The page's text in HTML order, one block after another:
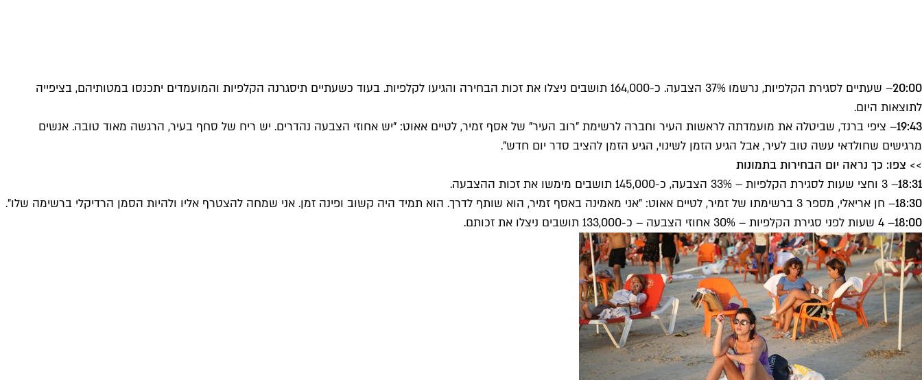
20:00
– שעתיים לסגירת הקלפיות, נרשמו 37% הצבעה. כ-164,000 תושבים ניצלו את זכות הבחירה והגיעו לקלפיות. בעוד כשעתיים תיסגרנה הקלפיות והמועמדים יתכנסו במטותיהם, בציפייה
לתוצאות היום.
19:43– ציפי ברנד, שביטלה את מועמדתה לראשות העיר וחברה לרשימת "רוב העיר" של אסף זמיר, לטיים אאוט: "יש אחוזי הצבעה נהדרים. יש ריח של סחף בעיר, הרגשה מאוד טובה. אנשים
מרגישים שחולדאי עשה טוב לעיר, אבל הגיע הזמן לשינוי, הגיע הזמן להציב סדר יום חדש".
>> צפו: כך נראה יום הבחירות בתמונות
18:31– 3 וחצי שעות לסגירת הקלפיות – 33% הצבעה, כ-145,000 תושבים מימשו את זכות ההצבעה.
18:30– חן אריאלי, מספר 3 ברשימתו של זמיר, לטיים אאוט: "אני מאמינה באסף זמיר, הוא שותף לדרך. הוא תמיד היה קשוב ופינה זמן. אני שמחה להצטרף אליו ולהיות הסמן הרדיקלי ברשימה שלו".
18:00– 4 שעות לפני סגירת הקלפיות – 30% אחוזי הצבעה – כ-133,000 תושבים ניצלו את זכותם.